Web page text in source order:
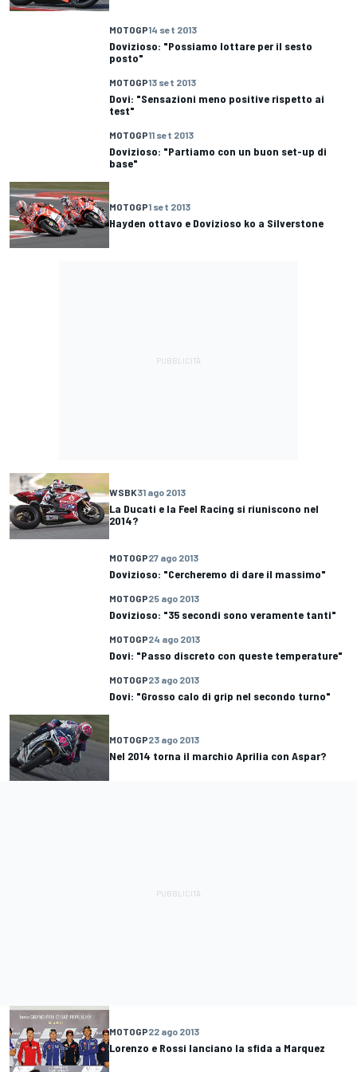
MOTOGP14 set 2013
Dovizioso: "Possiamo lottare per il sesto
posto"
MOTOGP13 set 2013
Dovi: "Sensazioni meno positive rispetto ai
test"
MOTOGP11 set 2013
Dovizioso: "Partiamo con un buon set-up di
base"
MOTOGP1 set 2013
Hayden ottavo e Dovizioso ko a Silverstone
WSBK31 ago 2013
La Ducati e la Feel Racing si riuniscono nel
2014?
MOTOGP27 ago 2013
Dovizioso: "Cercheremo di dare il massimo"
MOTOGP25 ago 2013
Dovizioso: "35 secondi sono veramente tanti"
MOTOGP24 ago 2013
Dovi: "Passo discreto con queste temperature"
MOTOGP23 ago 2013
Dovi: "Grosso calo di grip nel secondo turno"
MOTOGP23 ago 2013
Nel 2014 torna il marchio Aprilia con Aspar?
MOTOGP22 ago 2013
Lorenzo e Rossi lanciano la sfida a Marquez